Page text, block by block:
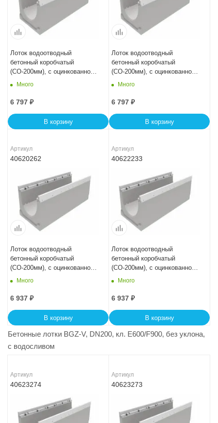
Лоток водоотводный
бетонный коробчатый
(СО-200мм), с оцинкованной
насадкой КU 100.29,8
Много
6 797 ₽
В корзину
Лоток водоотводный
бетонный коробчатый
(СО-200мм), с оцинкованной
насадкой КU 100.29,8
Много
6 797 ₽
В корзину
Артикул
40620262
Лоток водоотводный
бетонный коробчатый
(СО-200мм), с оцинкованной
насадкой КU 100.29,8
0
Много
6 937 ₽
В корзину
Артикул
40622233
Лоток водоотводный
бетонный коробчатый
(СО-200мм), с оцинкованной
насадкой КU 100.29,8
Много
6 937 ₽
В корзину
Бетонные лотки BGZ-V, DN200, кл. E600/F900, без уклона,
с водосливом
Артикул
40623274
Артикул
40623273